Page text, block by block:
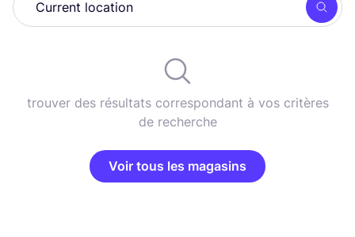
trouver des résultats correspondant à vos critères
de recherche
Voir tous les magasins